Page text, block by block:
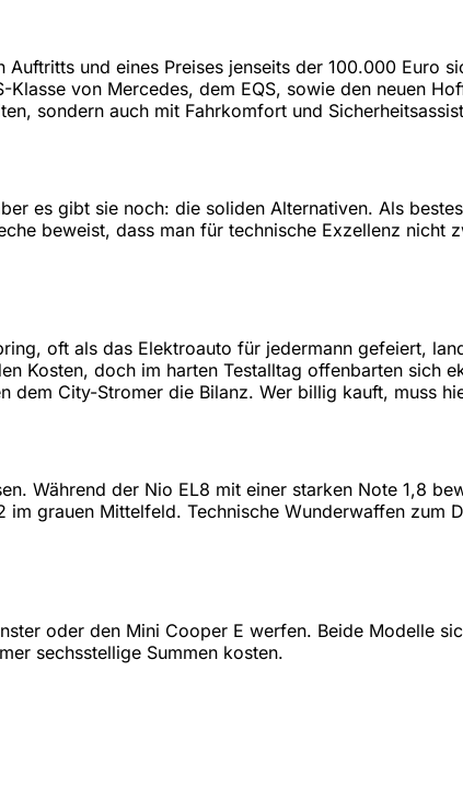
und eines Preises jenseits der 100.000 Euro
von Mercedes, dem EQS, sowie den neuen
sondern auch mit Fahrkomfort und
es gibt sie noch: die soliden Alternativen. Als
beweist, dass man für technische Exzellenz nicht
oft als das Elektroauto für jedermann gefeiert,
Kosten, doch im harten Testalltag offenbarten sich
City-Stromer die Bilanz. Wer billig kauft, muss
Während der Nio EL8 mit einer starken Note 1,8
grauen Mittelfeld. Technische Wunderwaffen zum
oder den Mini Cooper E werfen. Beide Modelle
sechsstellige Summen kosten.